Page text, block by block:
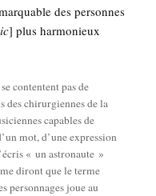
des per­sonnes
] plus har­mo­nieux
contentent pas de
des chi­rur­giennes de la
capables de
mot, d’une expres­sion
« un astro­naute »
diront que le terme
per­son­nages joue au